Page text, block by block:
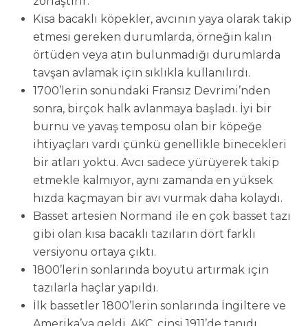
Kısa bacaklı köpekler, avcının yaya olarak takip
etmesi gereken durumlarda, örneğin kalın
örtüden veya atın bulunmadığı durumlarda
tavşan avlamak için sıklıkla kullanılırdı.
1700’lerin sonundaki Fransız Devrimi’nden
sonra, birçok halk avlanmaya başladı. İyi bir
burnu ve yavaş temposu olan bir köpeğe
ihtiyaçları vardı çünkü genellikle binecekleri
bir atları yoktu. Avcı sadece yürüyerek takip
etmekle kalmıyor, aynı zamanda en yüksek
hızda kaçmayan bir avı vurmak daha kolaydı.
Basset artesien Normand ile en çok basset tazı
gibi olan kısa bacaklı tazıların dört farklı
versiyonu ortaya çıktı.
1800’lerin sonlarında boyutu artırmak için
tazılarla haçlar yapıldı.
İlk bassetler 1800’lerin sonlarında İngiltere ve
Amerika’ya geldi. AKC, cinsi 1911’de tanıdı.